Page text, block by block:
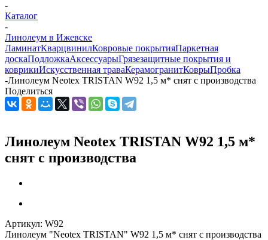
-
Каталог
-
Линолеум в Ижевске
ЛаминатКварцвинилКовровые покрытияПаркетная
доскаПодложкаАксессуарыГрязезащитные покрытия и
коврикиИскусственная траваКерамогранитКоврыПробка
-Линолеум Neotex TRISTAN W92 1,5 м* снят с производства
Поделиться
Линолеум Neotex TRISTAN W92 1,5 м*
снят с производства
Артикул: W92
Линолеум "Neotex TRISTAN" W92 1,5 м* снят с производства